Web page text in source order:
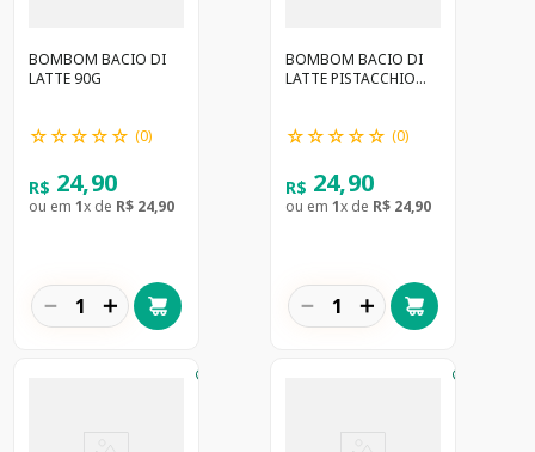
BOMBOM BACIO DI
LATTE 90G
☆☆☆☆☆ (0)
R$ 24,90
ou em 1x de R$ 24,90
＋
－
BOMBOM BACIO DI
LATTE PISTACCHIO
☆☆☆☆☆ (0)
R$ 24,90
ou em 1x de R$ 24,90
＋
－